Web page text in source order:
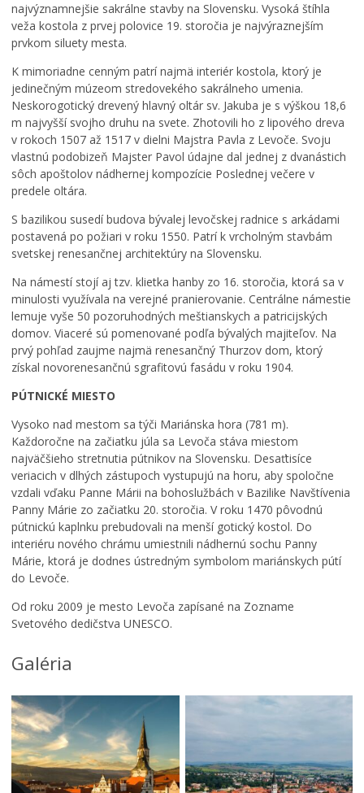
najvýznamnejšie sakrálne stavby na Slovensku. Vysoká štíhla
veža kostola z prvej polovice 19. storočia je najvýraznejším
prvkom siluety mesta.
K mimoriadne cenným patrí najmä interiér kostola, ktorý je
jedinečným múzeom stredovekého sakrálneho umenia.
Neskorogotický drevený hlavný oltár sv. Jakuba je s výškou 18,6
m najvyšší svojho druhu na svete. Zhotovili ho z lipového dreva
v rokoch 1507 až 1517 v dielni Majstra Pavla z Levoče. Svoju
vlastnú podobizeň Majster Pavol údajne dal jednej z dvanástich
sôch apoštolov nádhernej kompozície Poslednej večere v
predele oltára.
S bazilikou susedí budova bývalej levočskej radnice s arkádami
postavená po požiari v roku 1550. Patrí k vrcholným stavbám
svetskej renesančnej architektúry na Slovensku.
Na námestí stojí aj tzv. klietka hanby zo 16. storočia, ktorá sa v
minulosti využívala na verejné pranierovanie. Centrálne námestie
lemuje vyše 50 pozoruhodných meštianskych a patricijských
domov. Viaceré sú pomenované podľa bývalých majiteľov. Na
prvý pohľad zaujme najmä renesančný Thurzov dom, ktorý
získal novorenesančnú sgrafitovú fasádu v roku 1904.
PÚTNICKÉ MIESTO
Vysoko nad mestom sa týči Mariánska hora (781 m).
Každoročne na začiatku júla sa Levoča stáva miestom
najväčšieho stretnutia pútnikov na Slovensku. Desaťtisíce
veriacich v dlhých zástupoch vystupujú na horu, aby spoločne
vzdali vďaku Panne Márii na bohoslužbách v Bazilike Navštívenia
Panny Márie zo začiatku 20. storočia. V roku 1470 pôvodnú
pútnickú kaplnku prebudovali na menší gotický kostol. Do
interiéru nového chrámu umiestnili nádhernú sochu Panny
Márie, ktorá je dodnes ústredným symbolom mariánskych pútí
do Levoče.
Od roku 2009 je mesto Levoča zapísané na Zozname
Svetového dedičstva UNESCO.
Galéria